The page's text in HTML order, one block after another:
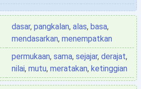
dasar, pangkalan, alas, basa,
mendasarkan, menempatkan
permukaan, sama, sejajar, derajat,
nilai, mutu, meratakan, ketinggian